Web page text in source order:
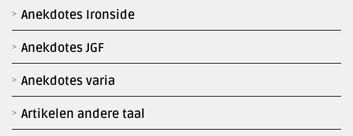
Anekdotes Ironside
Anekdotes JGF
Anekdotes varia
Artikelen andere taal